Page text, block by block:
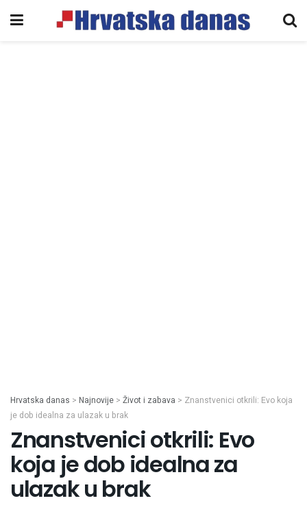
Hrvatska danas > Najnovije > Život i zabava > Znanstvenici otkrili: Evo koja
je dob idealna za ulazak u brak
Znanstvenici otkrili: Evo
koja je dob idealna za
ulazak u brak